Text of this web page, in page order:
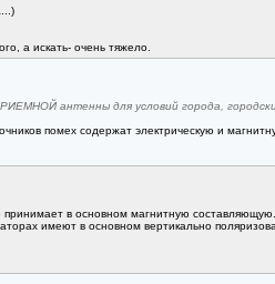
а искать- очень тяжело.
антенны для условий города,
помех содержат электрическую и
принимает в основном магнитную составляющую.
имеют в основном вертикально